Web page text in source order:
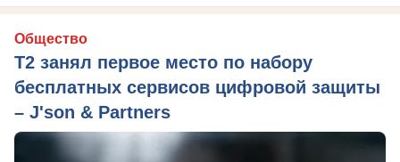
Общество
Т2 занял первое место по набору
бесплатных сервисов цифровой защиты
– J'son & Partners